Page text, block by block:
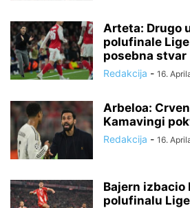
Arteta: Drugo
polufinale
posebna stvar
Redakcija - 16.
Arbeloa:
Kamavingi
Redakcija - 16.
Bajern izbacio
polufinalu